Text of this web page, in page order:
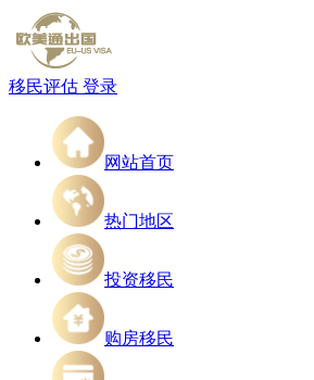
移民评估 登录
网站首页
热门地区
投资移民
购房移民